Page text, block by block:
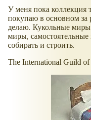
У меня пока коллекция
покупаю в основном за
делаю. Кукольные миры
миры,
собирать и строить.
The International Guild